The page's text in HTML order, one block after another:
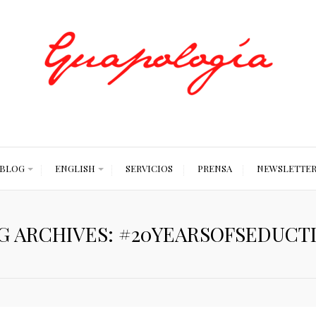
ENGLISH SERVICIOS PRENSA NEWSLETTER
ARCHIVES: